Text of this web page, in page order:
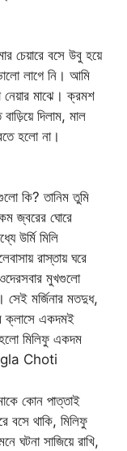
চেয়ারে বসে উবু হয়ে
লাগে নি। আমি
নেয়ার মাঝে। ক্রমশ
দিলাম, মাল
হলো না।
কি? তানিম তুমি
জ্বরের ঘোরে
উর্মি মিলি
রাস্তায় ঘরে
মুখগুলো
সেই মর্জিনার মতদুধ,
ক্লাসে একদমই
মিলিফু একদম
Choti
কোন পাত্তাই
বসে থাকি, মিলিফু
ঘটনা সাজিয়ে রাখি,